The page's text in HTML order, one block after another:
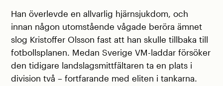
Han överlevde en allvarlig hjärnsjukdom, och
innan någon utomstående vågade beröra ämnet
slog Kristoffer Olsson fast att han skulle tillbaka till
fotbollsplanen. Medan Sverige VM-laddar försöker
den tidigare landslagsmittfältaren ta en plats i
division två – fortfarande med eliten i tankarna.